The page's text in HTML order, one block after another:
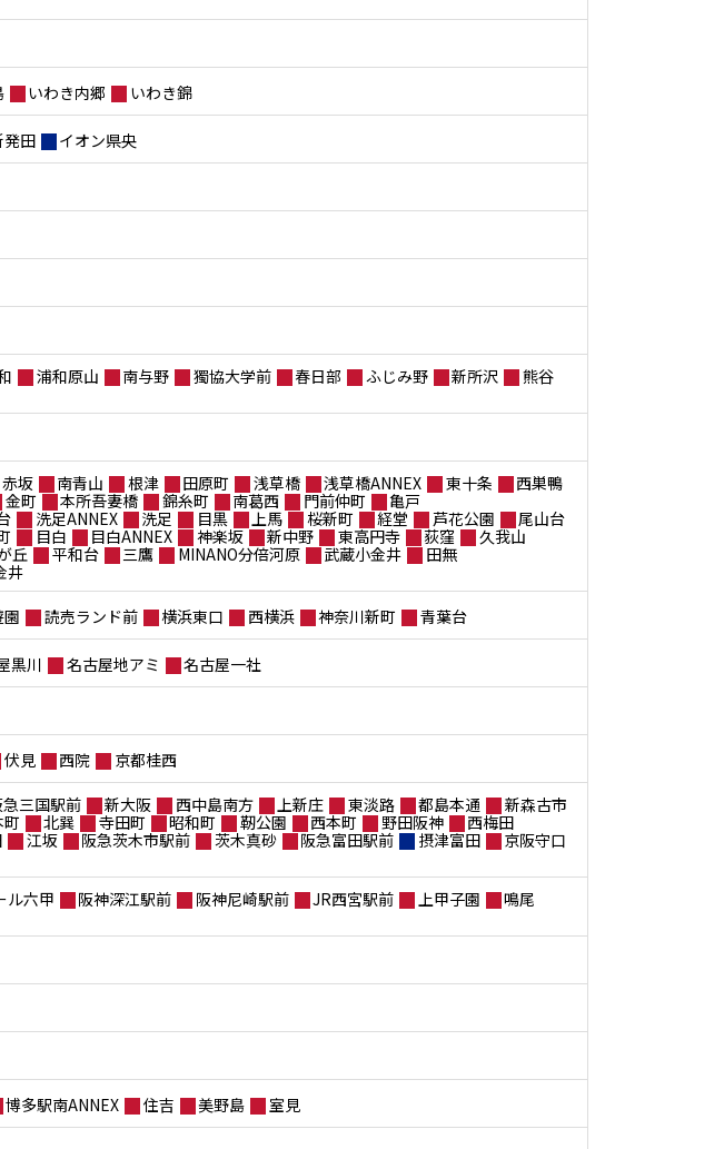
いわき内郷 いわき錦
発田 イオン県央
浦和原山 南与野 獨協大学前 春日部 ふじみ野 新所沢
熊谷
赤坂 南青山 根津 田原町 浅草橋 浅草橋ANNEX 東十条
西巣鴨
金町 本所吾妻橋 錦糸町 南葛西 門前仲町
亀戸
洗足ANNEX 洗足 目黒 上馬 桜新町 経堂 芦花公園
尾山台
目白 目白ANNEX 神楽坂 新中野 東高円寺 荻窪
久我山
丘 平和台 三鷹 MINANO分倍河原 武蔵小金井
田無
井
園 読売ランド前 横浜東口 西横浜 神奈川新町 青葉台
黒川 名古屋地アミ 名古屋一社
伏見 西院 京都桂西
急三国駅前 新大阪 西中島南方 上新庄 東淡路 都島本通
新森古市
北巽 寺田町 昭和町 靭公園 西本町 野田阪神
西梅田
江坂 阪急茨木市駅前 茨木真砂 阪急富田駅前 摂津富田
京阪守口
ル六甲 阪神深江駅前 阪神尼崎駅前 JR西宮駅前 上甲子園
鳴尾
博多駅南ANNEX 住吉 美野島 室見